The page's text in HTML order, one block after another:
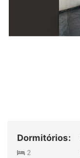
Dormitórios:
2